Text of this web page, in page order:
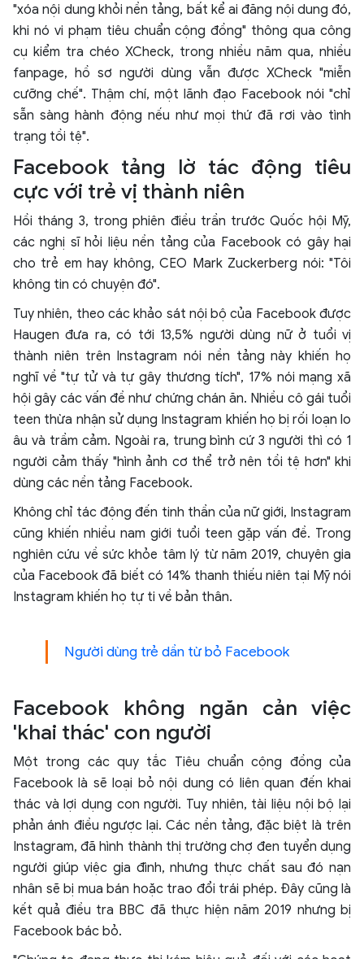
"xóa nội dung khỏi nền tảng, bất kể ai đăng nội dung đó,
khi nó vi phạm tiêu chuẩn cộng đồng" thông qua công
cụ kiểm tra chéo XCheck, trong nhiều năm qua, nhiều
fanpage, hồ sơ người dùng vẫn được XCheck "miễn
cưỡng chế". Thậm chí, một lãnh đạo Facebook nói "chỉ
sẵn sàng hành động nếu như mọi thứ đã rơi vào tình
trạng tồi tệ".
Facebook tảng lờ tác động tiêu
cực với trẻ vị thành niên
Hồi tháng 3, trong phiên điều trần trước Quốc hội Mỹ,
các nghị sĩ hỏi liệu nền tảng của Facebook có gây hại
cho trẻ em hay không, CEO Mark Zuckerberg nói: "Tôi
không tin có chuyện đó".
Tuy nhiên, theo các khảo sát nội bộ của Facebook được
Haugen đưa ra, có tới 13,5% người dùng nữ ở tuổi vị
thành niên trên Instagram nói nền tảng này khiến họ
nghĩ về "tự tử và tự gây thương tích", 17% nói mạng xã
hội gây các vấn đề như chứng chán ăn. Nhiều cô gái tuổi
teen thừa nhận sử dụng Instagram khiến họ bị rối loạn lo
âu và trầm cảm. Ngoài ra, trung bình cứ 3 người thì có 1
người cảm thấy "hình ảnh cơ thể trở nên tồi tệ hơn" khi
dùng các nền tảng Facebook.
Không chỉ tác động đến tinh thần của nữ giới, Instagram
cũng khiến nhiều nam giới tuổi teen gặp vấn đề. Trong
nghiên cứu về sức khỏe tâm lý từ năm 2019, chuyên gia
của Facebook đã biết có 14% thanh thiếu niên tại Mỹ nói
Instagram khiến họ tự ti về bản thân.
Người dùng trẻ dần từ bỏ Facebook
Facebook không ngăn cản việc
'khai thác' con người
Một trong các quy tắc Tiêu chuẩn cộng đồng của
Facebook là sẽ loại bỏ nội dung có liên quan đến khai
thác và lợi dụng con người. Tuy nhiên, tài liệu nội bộ lại
phản ánh điều ngược lại. Các nền tảng, đặc biệt là trên
Instagram, đã hình thành thị trường chợ đen tuyển dụng
người giúp việc gia đình, nhưng thực chất sau đó nạn
nhân sẽ bị mua bán hoặc trao đổi trái phép. Đây cũng là
kết quả điều tra BBC đã thực hiện năm 2019 nhưng bị
Facebook bác bỏ.